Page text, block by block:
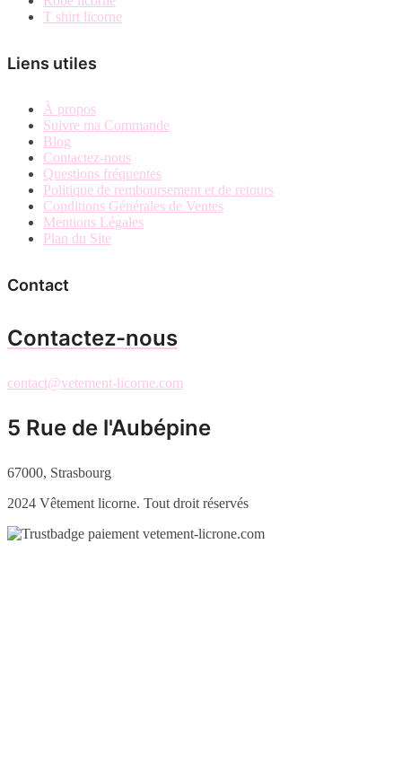
T shirt licorne
Liens utiles
À propos
Suivre ma Commande
Blog
Contactez-nous
Questions fréquentes
Politique de remboursement et de retours
Conditions Générales de Ventes
Mentions Légales
Plan du Site
Contact
Contactez-nous
contact@vetement-licorne.com
5 Rue de l'Aubépine
67000, Strasbourg
2024 Vêtement licorne. Tout droit réservés